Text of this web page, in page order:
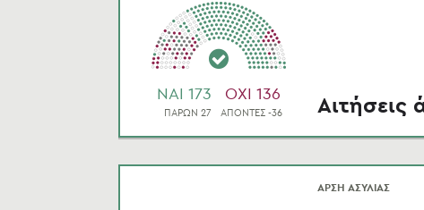
NAI 173 OXI 136
ΠΑΡΩΝ 27 ΑΠΟΝΤΕΣ -36 Αιτήσεις
ΑΡΣΗ ΑΣΥΛΙΑΣ